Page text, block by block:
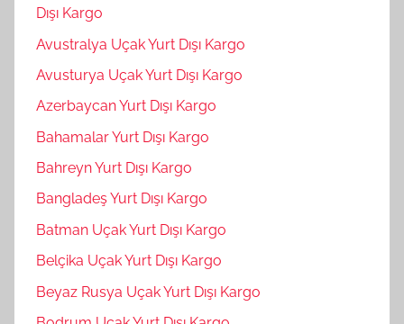
Dışı Kargo
Avustralya Uçak Yurt Dışı Kargo
Avusturya Uçak Yurt Dışı Kargo
Azerbaycan Yurt Dışı Kargo
Bahamalar Yurt Dışı Kargo
Bahreyn Yurt Dışı Kargo
Bangladeş Yurt Dışı Kargo
Batman Uçak Yurt Dışı Kargo
Belçika Uçak Yurt Dışı Kargo
Beyaz Rusya Uçak Yurt Dışı Kargo